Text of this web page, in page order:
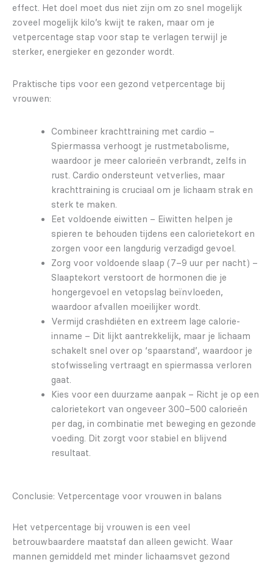
effect. Het doel moet dus niet zijn om zo snel mogelijk
zoveel mogelijk kilo’s kwijt te raken, maar om je
vetpercentage stap voor stap te verlagen terwijl je
sterker, energieker en gezonder wordt.
Praktische tips voor een gezond vetpercentage bij
vrouwen:
Combineer krachttraining met cardio –
Spiermassa verhoogt je rustmetabolisme,
waardoor je meer calorieën verbrandt, zelfs in
rust. Cardio ondersteunt vetverlies, maar
krachttraining is cruciaal om je lichaam strak en
sterk te maken.
Eet voldoende eiwitten – Eiwitten helpen je
spieren te behouden tijdens een calorietekort en
zorgen voor een langdurig verzadigd gevoel.
Zorg voor voldoende slaap (7–9 uur per nacht) –
Slaaptekort verstoort de hormonen die je
hongergevoel en vetopslag beïnvloeden,
waardoor afvallen moeilijker wordt.
Vermijd crashdiëten en extreem lage calorie-
inname – Dit lijkt aantrekkelijk, maar je lichaam
schakelt snel over op ‘spaarstand’, waardoor je
stofwisseling vertraagt en spiermassa verloren
gaat.
Kies voor een duurzame aanpak – Richt je op een
calorietekort van ongeveer 300–500 calorieën
per dag, in combinatie met beweging en gezonde
voeding. Dit zorgt voor stabiel en blijvend
resultaat.
Conclusie: Vetpercentage voor vrouwen in balans
Het vetpercentage bij vrouwen is een veel
betrouwbaardere maatstaf dan alleen gewicht. Waar
mannen gemiddeld met minder lichaamsvet gezond